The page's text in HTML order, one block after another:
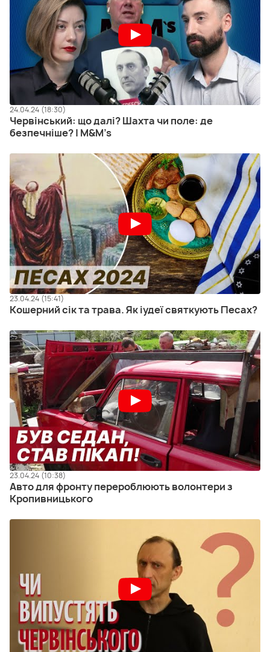
24.04.24 (18:30)
Червінський: що далі? Шахта чи поле: де
безпечніше? | M&M’s
23.04.24 (15:41)
Кошерний сік та трава. Як іудеї святкують Песах?
23.04.24 (10:38)
Авто для фронту перероблюють волонтери з
Кропивницького